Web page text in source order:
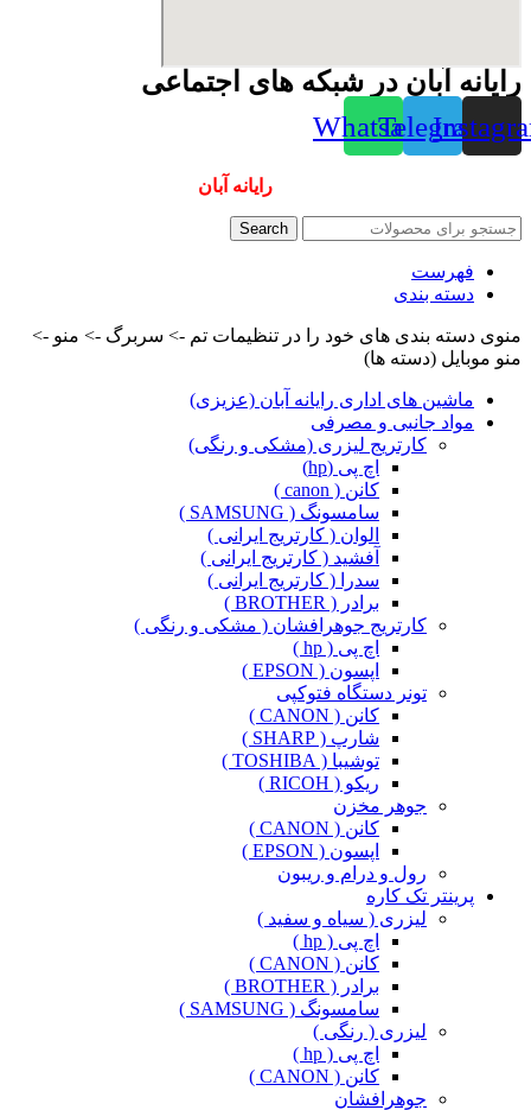
رایانه آبان در شبکه های اجتماعی
Telegram
Whatsapp
رایانه آبان
Search
فهرست
دسته بندی
منوی دسته بندی های خود را در تنظیمات تم -> سربرگ -> منو ->
منو موبایل (دسته ها)
ماشین های اداری رایانه آبان (عزیزی)
مواد جانبی و مصرفی
کارتریج لیزری (مشکی و رنگی)
اچ پی (hp)
کانن ( canon )
سامسونگ ( SAMSUNG )
الوان ( کارتریج ایرانی )
آفشید ( کارتریج ایرانی )
سدرا ( کارتریج ایرانی )
برادر ( BROTHER )
کارتریج جوهرافشان ( مشکی و رنگی )
اچ پی ( hp )
اپسون ( EPSON )
تونر دستگاه فتوکپی
کانن ( CANON )
شارپ ( SHARP )
توشیبا ( TOSHIBA )
ریکو ( RICOH )
جوهر مخزن
کانن ( CANON )
اپسون ( EPSON )
رول و درام و ریبون
پرینتر تک کاره
لیزری ( سیاه و سفید )
اچ پی ( hp )
کانن ( CANON )
برادر ( BROTHER )
سامسونگ ( SAMSUNG )
لیزری ( رنگی )
اچ پی ( hp )
کانن ( CANON )
جوهرافشان